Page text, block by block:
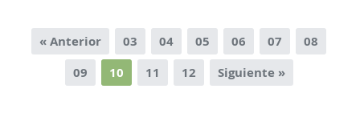
« Anterior 03 04 05 06 07
08
09
10 11 12 Siguiente »